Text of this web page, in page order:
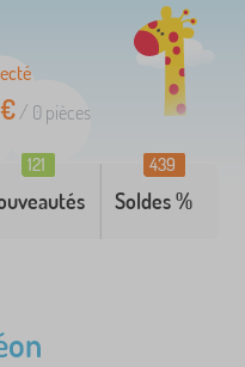
/ 0 pièces
121
Soldes %
439